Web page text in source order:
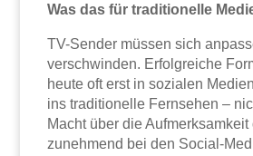
Was das für traditionelle
TV-Sender müssen sich
verschwinden. Erfolgreiche
heute oft erst in sozialen
ins traditionelle Fernsehen –
Macht über die
zunehmend bei den Social-